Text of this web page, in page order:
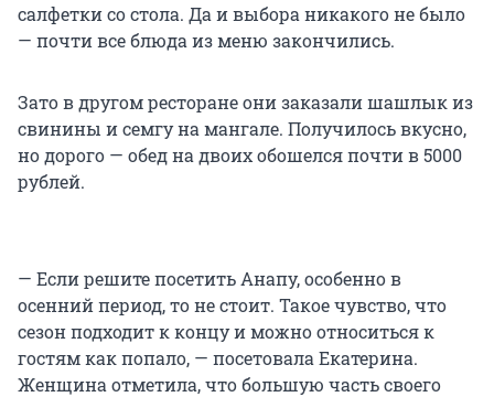
салфетки со стола. Да и выбора никакого не было
— почти все блюда из меню закончились.
Зато в другом ресторане они заказали шашлык из
свинины и семгу на мангале. Получилось вкусно,
но дорого — обед на двоих обошелся почти в 5000
рублей.
— Если решите посетить Анапу, особенно в
осенний период, то не стоит. Такое чувство, что
сезон подходит к концу и можно относиться к
гостям как попало, — посетовала Екатерина.
Женщина отметила, что большую часть своего